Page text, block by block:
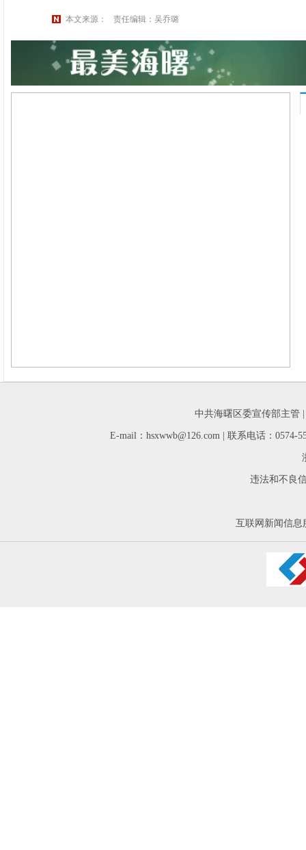
本文来源： 责任编辑：吴乔璐
中共海曙区委宣传部主管
E-mail：hsxwwb@126.com | 联系电话：
违法和不良
互联网新闻信息